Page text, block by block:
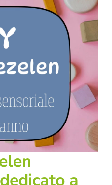
a